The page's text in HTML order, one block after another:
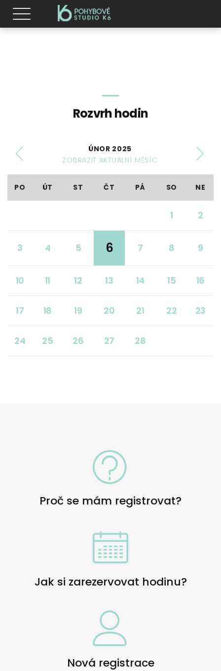
Rozvrh hodin
ÚNOR 2025
ZOBRAZIT AKTUÁLNÍ MĚSÍC
PO ÚT ST ČT PÁ SO NE
1 2
3 4 5 6 7 8 9
10 11 12 13 14 15 16
17 18 19 20 21 22 23
24 25 26 27 28
Proč se mám registrovat?
Jak si zarezervovat hodinu?
Nová registrace